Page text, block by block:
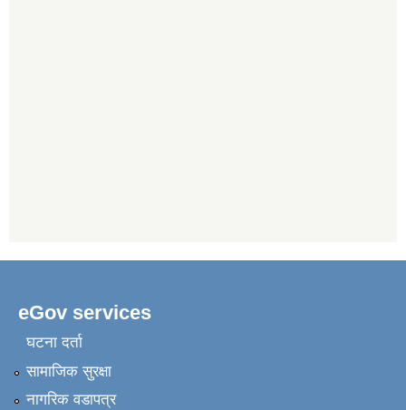
eGov services
घटना दर्ता
सामाजिक सुरक्षा
नागरिक वडापत्र